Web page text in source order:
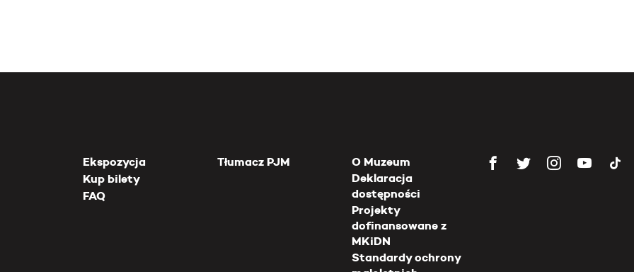
Ekspozycja
Kup bilety
FAQ
Tłumacz PJM
O Muzeum
Deklaracja
dostępności
Projekty
dofinansowane z
MKiDN
Standardy ochrony